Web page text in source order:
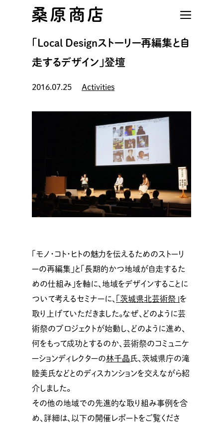
「Local Designストーリー再編集と自
走するデザイン」登壇
2016.07.25 Activities
「モノ・コト・ヒトの魅力を伝えるためのストーリ
ーの再編集」と「長期的かつ地域が自走するた
めの仕組み」を軸に、地域をデザインすることに
ついて考えるセミナーに、
「茨城県北芸術祭」を
取り上げていただきました。なぜ、どのように芸
術祭のプロジェクトが始動し、どのように進め、
何をもって成功とするのか、芸術祭のコミュニケ
ーションディレクターの林千晶 氏、茨城県庁の滝
睦美氏などとのディスカンションを交えながら紹
介しました。
その他の地域での先進的な取り組み事例を含
め、詳細は、以下の開催レポートをご覧くださ